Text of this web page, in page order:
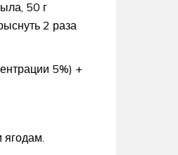
50 г
2 раза
5%) +